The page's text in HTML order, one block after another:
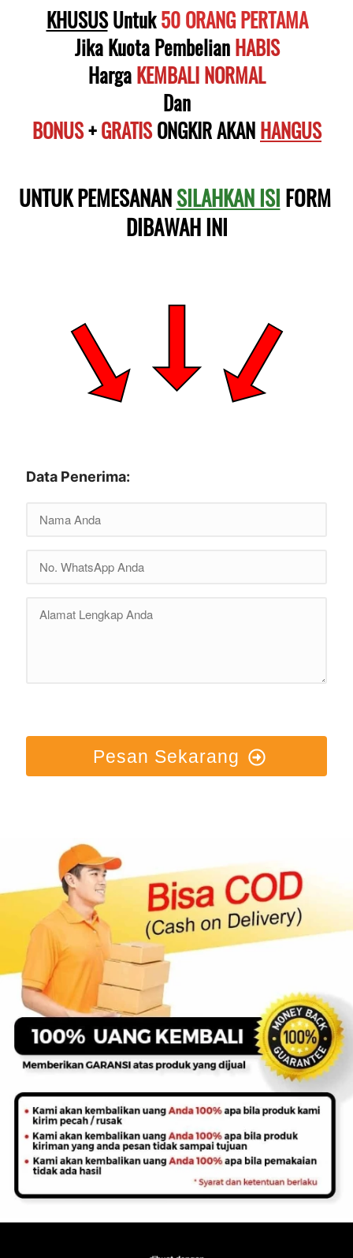
KHUSUS Untuk 50 ORANG PERTAMA
Jika Kuota Pembelian HABIS
HargaKEMBALI NORMAL
Dan
BONUS + GRATIS ONGKIR AKAN HANGUS
UNTUK PEMESANAN SILAHKAN ISI FORM
DIBAWAH INI
Data Penerima:
Pesan Sekarang